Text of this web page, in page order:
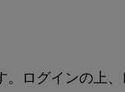
。ログインの上